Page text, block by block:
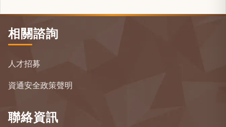
相關諮詢
人才招募
資通安全政策聲明
聯絡資訊